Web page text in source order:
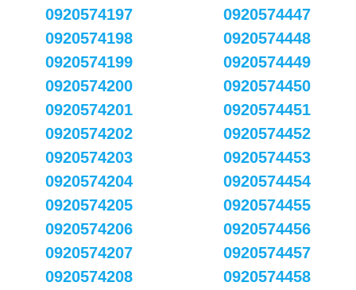
0920574197
0920574198
0920574199
0920574200
0920574201
0920574202
0920574203
0920574204
0920574205
0920574206
0920574207
0920574208
0920574447
0920574448
0920574449
0920574450
0920574451
0920574452
0920574453
0920574454
0920574455
0920574456
0920574457
0920574458